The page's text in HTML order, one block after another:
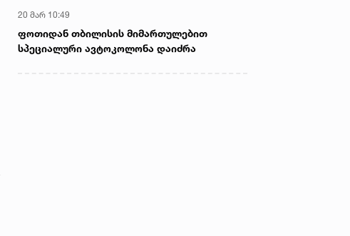
20 მარ 10:49
ფოთიდან თბილისის მიმართულებით
სპეციალური ავტოკოლონა დაიძრა